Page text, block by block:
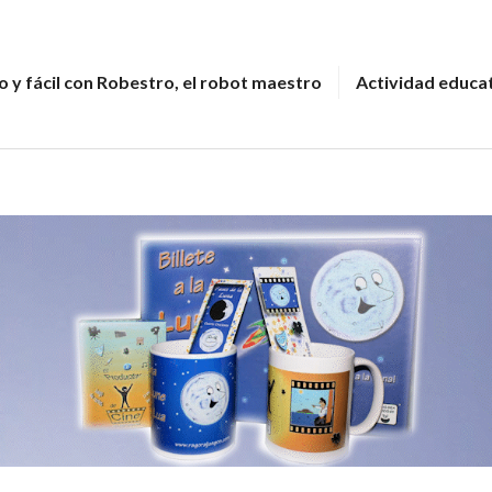
y fácil con Robestro, el robot maestro
Actividad